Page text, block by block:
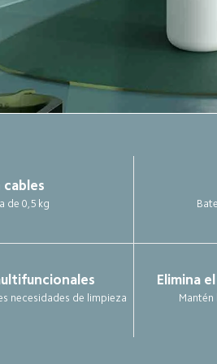
cables
de 0,5 kg
necesidades de limpieza
Elimina